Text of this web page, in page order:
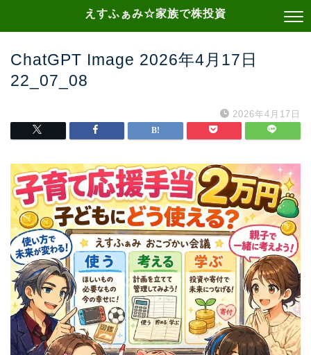
えすふぁみ☆家族で株投資
ChatGPT Image 2026年4月17日
22_07_08
2026年4月17日